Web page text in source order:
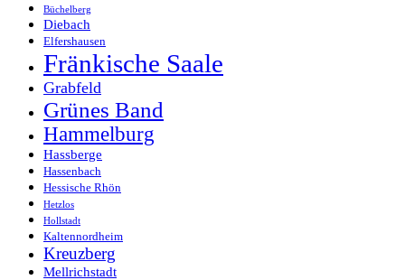
Büchelberg
Diebach
Elfershausen
Fränkische Saale
Grabfeld
Grünes Band
Hammelburg
Hassberge
Hassenbach
Hessische Rhön
Hetzlos
Hollstadt
Kaltennordheim
Kreuzberg
Mellrichstadt